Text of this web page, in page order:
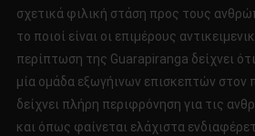
σχετικά φιλική στάση προς τους
το ποιοί είναι οι επιμέρους
περίπτωση της Guarapiranga δείχνει
μία ομάδα εξωγήινων επισκεπτών στον
δείχνει πλήρη περιφρόνηση για τις
και όπως φαίνεται ελάχιστα